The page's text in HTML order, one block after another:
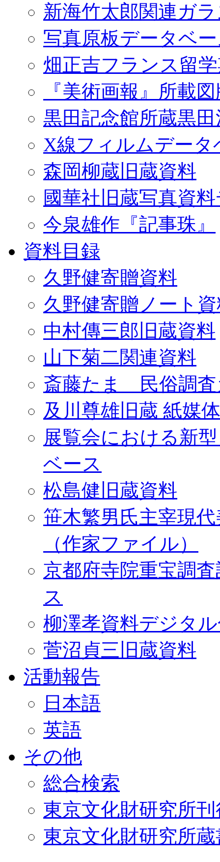
新海竹太郎関連ガ
写真原板データベ
畑正吉フランス留
『美術画報』所載
黒田記念館所蔵黒
X線フィルムデータ
森岡柳蔵旧蔵資料
國華社旧蔵写真資
今泉雄作『記事珠』
資料目録
久野健寄贈資料
久野健寄贈ノート
中村傳三郎旧蔵資料
山下菊二関連資料
斎藤たま 民俗調査
及川尊雄旧蔵 紙媒
展覧会における新
ベース
松島健旧蔵資料
笹木繁男氏主宰現
（作家ファイル）
京都府寺院重宝調
ス
柳澤孝資料デジタ
菅沼貞三旧蔵資料
活動報告
日本語
英語
その他
総合検索
東京文化財研究所
東京文化財研究所